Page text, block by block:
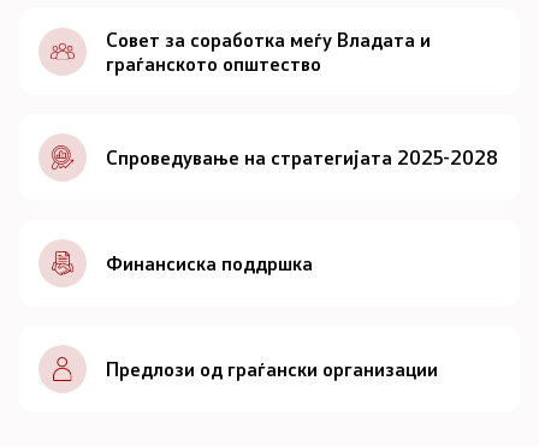
Документи
Совет
За советот
Документи
Записници и дневни редови од седниците на
Советот
Совет за соработка меѓу Владата и
граѓанското општество
Спроведување на стратегијата 2025-2028
Финансиска поддршка
Предлози од граѓански организации